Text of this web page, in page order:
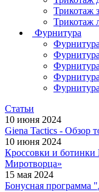
Трикотаж
Трикотаж
Фурнитура
Фурнитура
Статьи
10 июня 2024
Giena Tactics - Обзор
10 июня 2024
Кроссовки и ботинки
Миротворца»
15 мая 2024
Бонусная программа